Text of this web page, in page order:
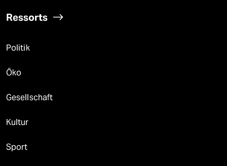
Ressorts
Politik
Öko
Gesellschaft
Kultur
Sport